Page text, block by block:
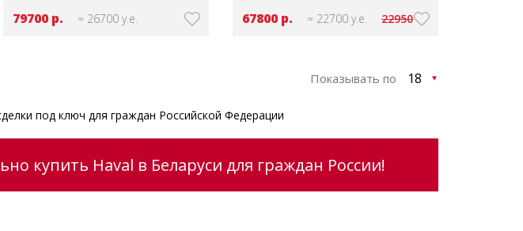
79700 р. ≈ 26700 у.е. 67800 р. ≈ 22700 у.е. 22950
Показывать по
под ключ для граждан Российской Федерации
купить Haval в Беларуси для граждан России!